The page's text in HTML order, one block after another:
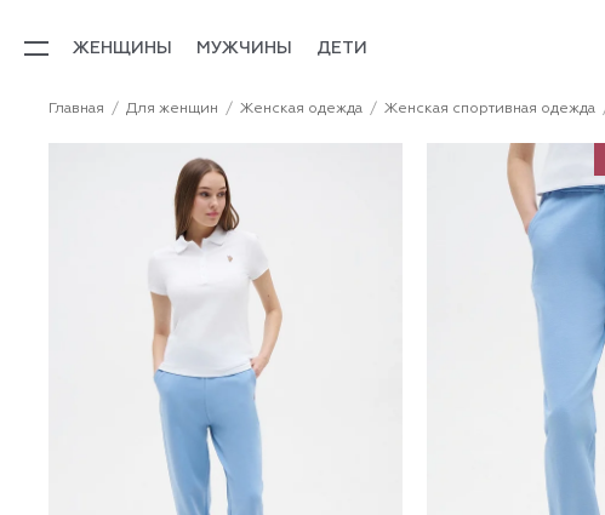
ЖЕНЩИНЫ МУЖЧИНЫ ДЕТИ
Главная Для женщин Женская одежда Женская спортивная одежда